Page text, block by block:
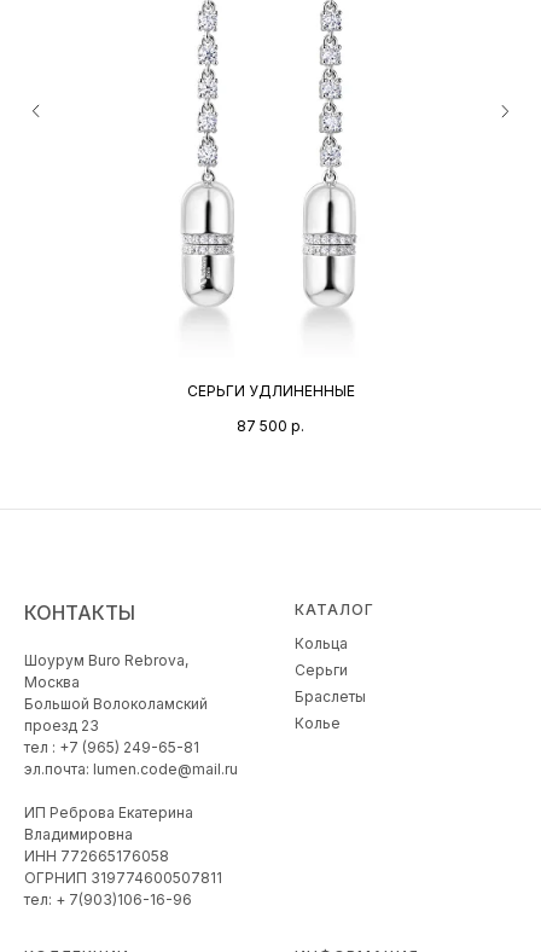
СЕРЬГИ УДЛИНЕННЫЕ
87 500 р.
КОНТАКТЫ
Шоурум Buro Rebrova,
Москва
Большой Волоколамский
проезд 23
тел : +7 (965) 249-65-81
эл.почта: lumen.code@mail.ru
ИП Реброва Екатерина
Владимировна
ИНН 772665176058
ОГРНИП 319774600507811
тел: + 7(903)106-16-96
КАТАЛОГ
Кольца
Серьги
Браслеты
Колье